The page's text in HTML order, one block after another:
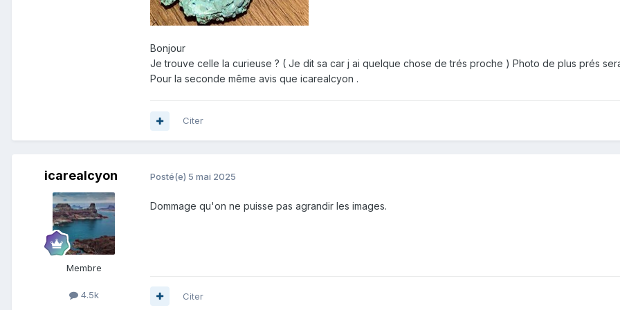
Bonjour
Je trouve celle la curieuse ? ( Je dit sa car j ai quelque chose de trés proche ) Photo de plus prés
Pour la seconde même avis que icarealcyon .
Citer
icarealcyon
Membre
4.5k
Posté(e) 5 mai 2025
Dommage qu'on ne puisse pas agrandir les images.
Citer